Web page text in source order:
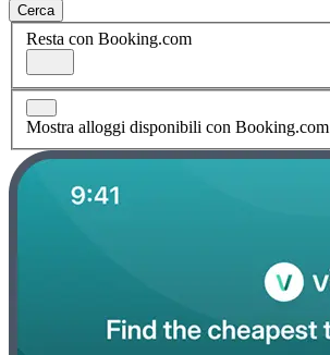
Cerca
Resta con Booking.com
Mostra alloggi disponibili con Booking.com